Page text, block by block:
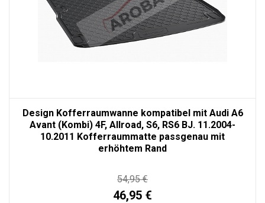
Design Kofferraumwanne kompatibel mit Audi A6
Avant (Kombi) 4F, Allroad, S6, RS6 BJ. 11.2004-
10.2011 Kofferraummatte passgenau mit
erhöhtem Rand
54,95 €
46,95 €